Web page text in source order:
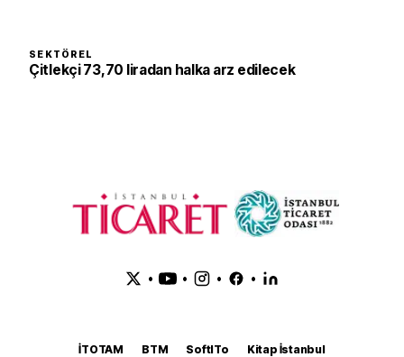
SEKTÖREL
Çitlekçi 73,70 liradan halka arz edilecek
• • • •
İTOTAM BTM SoftITo
Kitap İstanbul